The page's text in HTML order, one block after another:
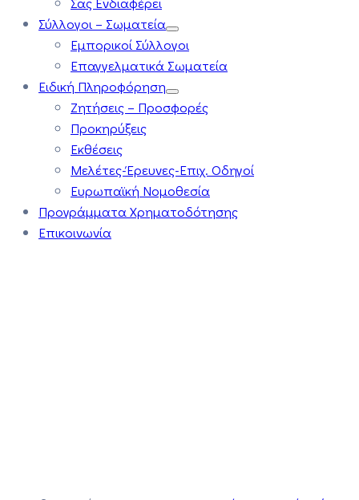
Σύλλογοι – Σωματεία
Εμπορικοί Σύλλογοι
Επαγγελματικά Σωματεία
Ειδική Πληροφόρηση
Ζητήσεις – Προσφορές
Προκηρύξεις
Εκθέσεις
Μελέτες-Έρευνες-Επιχ. Οδηγοί
Ευρωπαϊκή Νομοθεσία
Προγράμματα Χρηματοδότησης
Επικοινωνία